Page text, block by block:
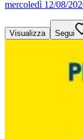
mercoledì 12/08/
Visualizza Segui